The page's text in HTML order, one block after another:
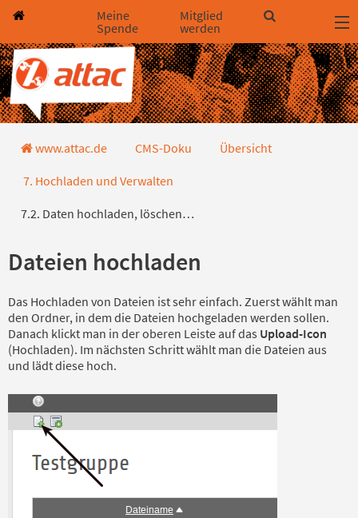
Direkt zum Hauptinhalt springen
Direkt zur Haupt-Navigation springen
Direkt zur Service-Navigation springen
Direkt zur Footer-Navigation springen
Direkt zum Footerinhalt springen
Meine
Spende
Mitglied
werden
7.2. Daten hochladen, löschen
www.attac.de CMS-Doku Übersicht
7. Hochladen und Verwalten
7.2. Daten hochladen, löschen…
Dateien hochladen
Das Hochladen von Dateien ist sehr einfach. Zuerst wählt man
den Ordner, in dem die Dateien hochgeladen werden sollen.
Danach klickt man in der oberen Leiste auf das Upload-Icon
(Hochladen). Im nächsten Schritt wählt man die Dateien aus
und lädt diese hoch.